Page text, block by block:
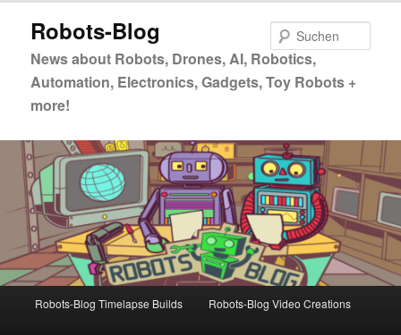
primären
springen
sekundären
springen
Robots-Blog
News about Robots, Drones, AI, Robotics,
Automation, Electronics, Gadgets, Toy Robots +
more!
Robots-Blog Timelapse Builds Robots-Blog Video Creations